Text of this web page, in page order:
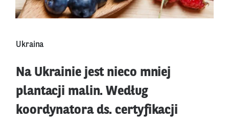
Ukraina
Na Ukrainie jest nieco mniej
plantacji malin. Według
koordynatora ds. certyfikacji